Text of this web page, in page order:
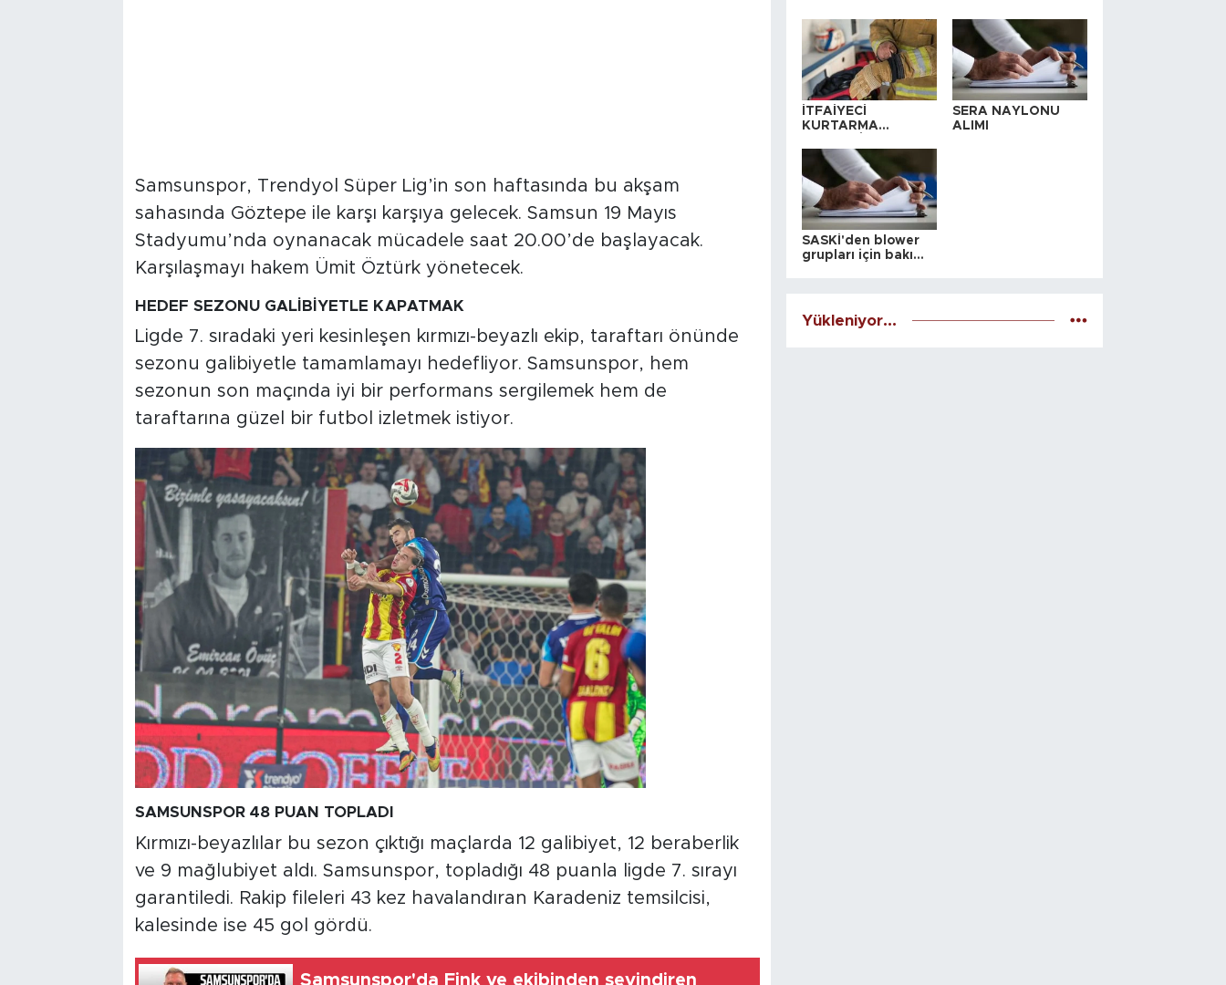
Samsunspor, Trendyol Süper Lig’in son haftasında bu akşam
sahasında Göztepe ile karşı karşıya gelecek. Samsun 19 Mayıs
Stadyumu’nda oynanacak mücadele saat 20.00’de başlayacak.
Karşılaşmayı hakem Ümit Öztürk yönetecek.
HEDEF SEZONU GALİBİYETLE KAPATMAK
Ligde 7. sıradaki yeri kesinleşen kırmızı-beyazlı ekip, taraftarı önünde
sezonu galibiyetle tamamlamayı hedefliyor. Samsunspor, hem
sezonun son maçında iyi bir performans sergilemek hem de
taraftarına güzel bir futbol izletmek istiyor.
SAMSUNSPOR 48 PUAN TOPLADI
Kırmızı-beyazlılar bu sezon çıktığı maçlarda 12 galibiyet, 12 beraberlik
ve 9 mağlubiyet aldı. Samsunspor, topladığı 48 puanla ligde 7. sırayı
garantiledi. Rakip fileleri 43 kez havalandıran Karadeniz temsilcisi,
kalesinde ise 45 gol gördü.
Samsunspor'da Fink ve ekibinden sevindiren
İTFAİYECİ
KURTARMA
ALINACAKTIR
SERA NAYLONU
ALIMI
SASKİ'den blower
grupları için bakım
Yükleniyor...